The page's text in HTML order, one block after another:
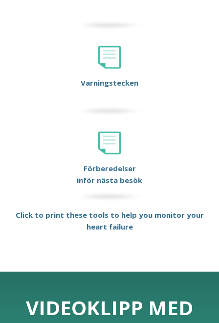
Varningstecken
Förberedelser
inför nästa besök
Click to print these tools to help you monitor your
heart failure
VIDEOKLIPP MED